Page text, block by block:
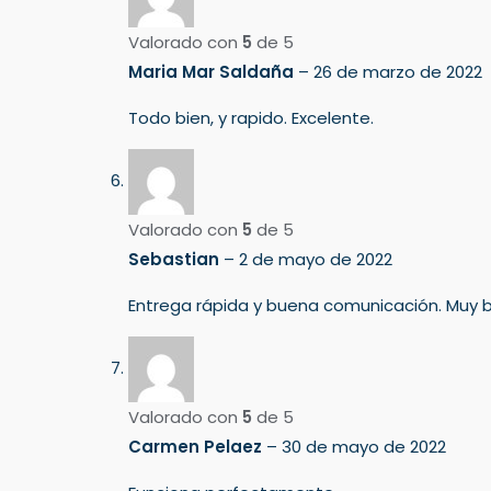
Valorado con 5 de 5
Maria Mar Saldaña – 26 de marzo de 2022
Todo bien, y rapido. Excelente.
Valorado con 5 de 5
Sebastian – 2 de mayo de 2022
Entrega rápida y buena comunicación. Muy
Valorado con 5 de 5
Carmen Pelaez – 30 de mayo de 2022